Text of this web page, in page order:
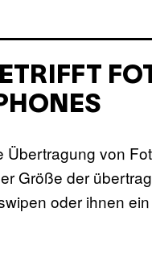
Übertragung von
Größe der
oder ihnen